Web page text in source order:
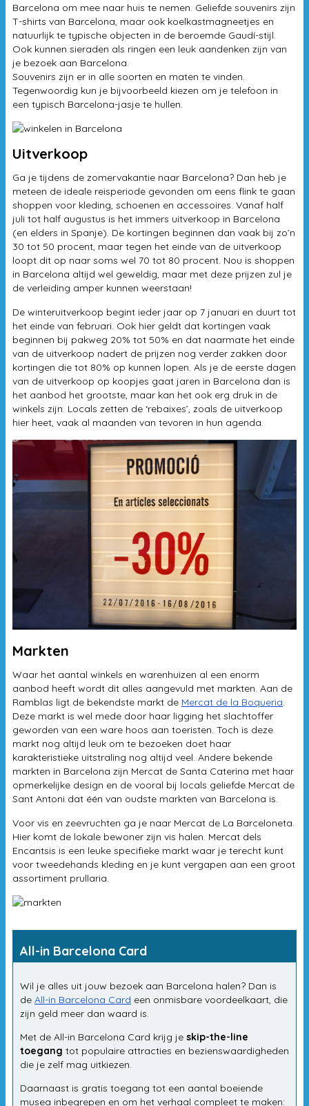
Barcelona om mee naar huis te nemen. Geliefde souvenirs zijn
T-shirts van Barcelona, maar ook koelkastmagneetjes en
natuurlijk te typische objecten in de beroemde Gaudí-stijl.
Ook kunnen sieraden als ringen een leuk aandenken zijn van
je bezoek aan Barcelona.
Souvenirs zijn er in alle soorten en maten te vinden.
Tegenwoordig kun je bijvoorbeeld kiezen om je telefoon in
een typisch Barcelona-jasje te hullen.
Uitverkoop
Ga je tijdens de zomervakantie naar Barcelona? Dan heb je
meteen de ideale reisperiode gevonden om eens flink te gaan
shoppen voor kleding, schoenen en accessoires. Vanaf half
juli tot half augustus is het immers uitverkoop in Barcelona
(en elders in Spanje). De kortingen beginnen dan vaak bij zo’n
30 tot 50 procent, maar tegen het einde van de uitverkoop
loopt dit op naar soms wel 70 tot 80 procent. Nou is shoppen
in Barcelona altijd wel geweldig, maar met deze prijzen zul je
de verleiding amper kunnen weerstaan!
De winteruitverkoop begint ieder jaar op 7 januari en duurt tot
het einde van februari. Ook hier geldt dat kortingen vaak
beginnen bij pakweg 20% tot 50% en dat naarmate het einde
van de uitverkoop nadert de prijzen nog verder zakken door
kortingen die tot 80% op kunnen lopen. Als je de eerste dagen
van de uitverkoop op koopjes gaat jaren in Barcelona dan is
het aanbod het grootste, maar kan het ook erg druk in de
winkels zijn. Locals zetten de ‘rebaixes’, zoals de uitverkoop
hier heet, vaak al maanden van tevoren in hun agenda.
Markten
Waar het aantal winkels en warenhuizen al een enorm
aanbod heeft wordt dit alles aangevuld met markten. Aan de
Ramblas ligt de bekendste markt de Mercat de la Boqueria.
Deze markt is wel mede door haar ligging het slachtoffer
geworden van een ware hoos aan toeristen. Toch is deze
markt nog altijd leuk om te bezoeken doet haar
karakteristieke uitstraling nog altijd veel. Andere bekende
markten in Barcelona zijn Mercat de Santa Caterina met haar
opmerkelijke design en de vooral bij locals geliefde Mercat de
Sant Antoni dat één van oudste markten van Barcelona is.
Voor vis en zeevruchten ga je naar Mercat de La Barceloneta.
Hier komt de lokale bewoner zijn vis halen. Mercat dels
Encantsis is een leuke specifieke markt waar je terecht kunt
voor tweedehands kleding en je kunt vergapen aan een groot
assortiment prullaria.
All-in Barcelona Card
Wil je alles uit jouw bezoek aan Barcelona halen? Dan is
de All-in Barcelona Card een onmisbare voordeelkaart, die
zijn geld meer dan waard is.
Met de All-in Barcelona Card krijg je skip-the-line
toegang tot populaire attracties en bezienswaardigheden
die je zelf mag uitkiezen.
Daarnaast is gratis toegang tot een aantal boeiende
musea inbegrepen en om het verhaal compleet te maken: